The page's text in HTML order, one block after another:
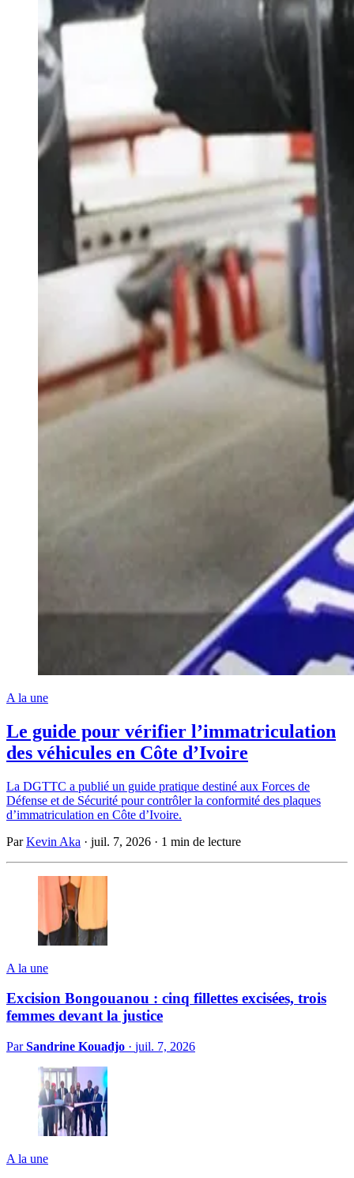
A la une
Le guide pour vérifier l’immatriculation
des véhicules en Côte d’Ivoire
La DGTTC a publié un guide pratique destiné aux Forces de
Défense et de Sécurité pour contrôler la conformité des plaques
d’immatriculation en Côte d’Ivoire.
ParKevin Aka · juil. 7, 2026 · 1 min de lecture
A la une
Excision Bongouanou : cinq fillettes excisées, trois
femmes devant la justice
ParSandrine Kouadjo · juil. 7, 2026
A la une